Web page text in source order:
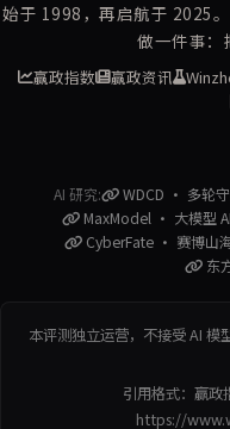
始于 1998，再启航于 2025
做一件事：
赢政指数 赢政资讯
AI 研究: WDCD · 多轮
MaxModel · 大模型
CyberFate · 赛博山
东
本评测独立运营，不接受 AI 模
引用格式：赢政
https://